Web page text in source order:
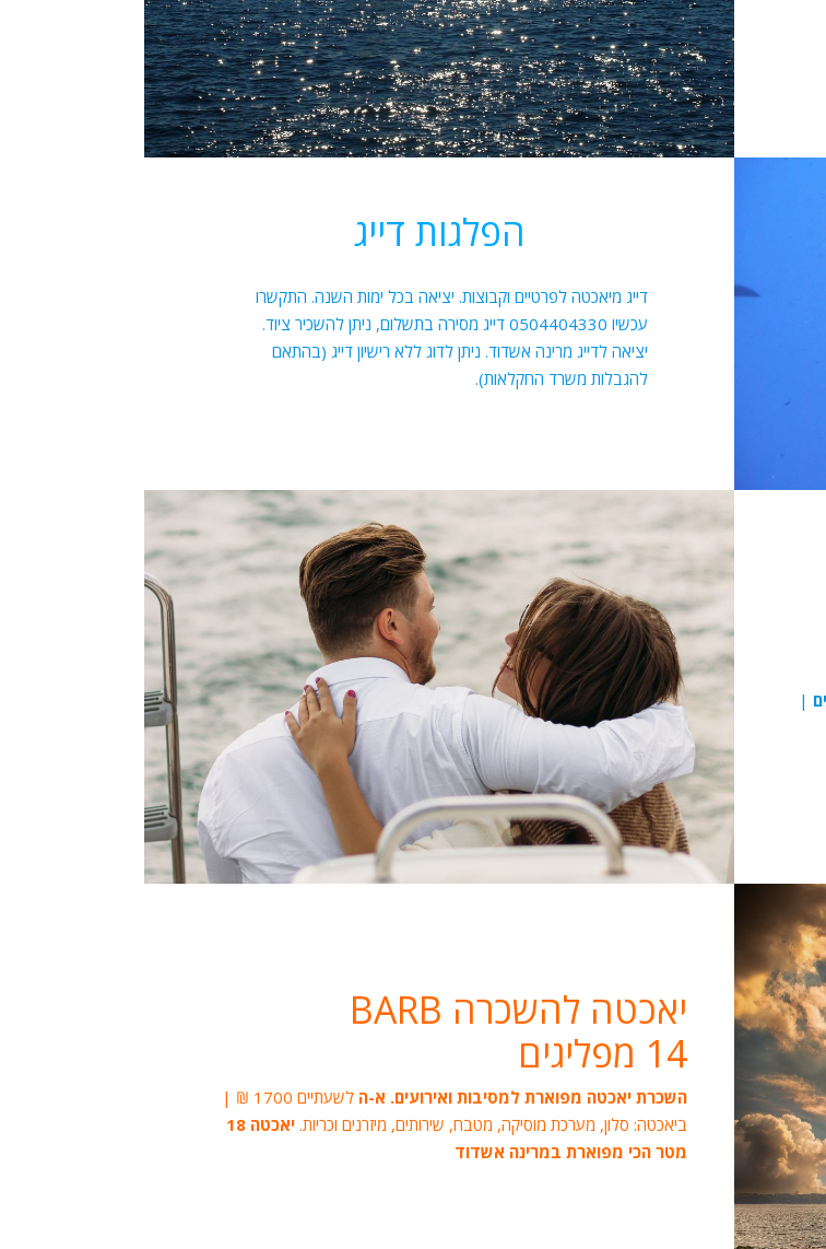
הפלגות דייג
דייג מיאכטה לפרטיים וקבוצות. יציאה בכל ימות השנה. התקשרו
עכשיו 0504404330 דייג מסירה בתשלום, ניתן להשכיר ציוד.
יציאה לדייג מרינה אשדוד. ניתן לדוג ללא רישיון דייג (בהתאם
להגבלות משרד החקלאות).
|
יאכטה להשכרה BARB
14 מפליגים
השכרת יאכטה מפוארת למסיבות ואירועים. א-ה
לשעתיים 1700 ₪ |
ביאכטה: סלון, מערכת מוסיקה, מטבח, שירותים, מיזרנים וכריות.
יאכטה 18
מטר הכי מפוארת במרינה אשדוד